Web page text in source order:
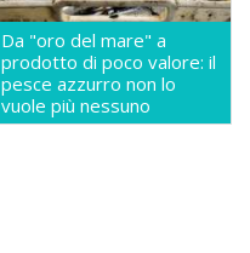
Da "oro del mare" a
prodotto di poco valore: il
pesce azzurro non lo
vuole più nessuno